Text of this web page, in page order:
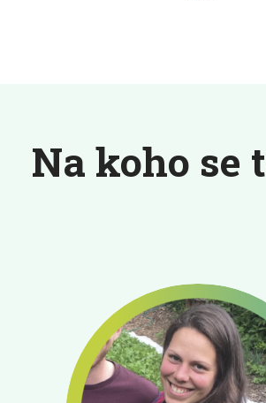
Na koho se